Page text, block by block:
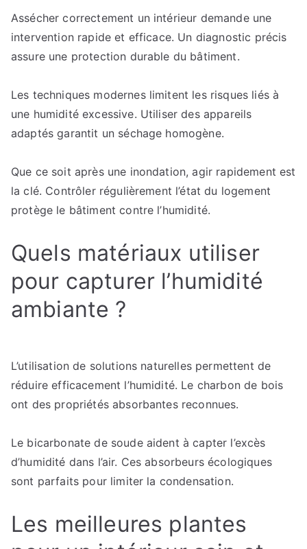
Assécher correctement un intérieur demande une
intervention rapide et efficace. Un diagnostic précis
assure une protection durable du bâtiment.
Les techniques modernes limitent les risques liés à
une humidité excessive. Utiliser des appareils
adaptés garantit un séchage homogène.
Que ce soit après une inondation, agir rapidement est
la clé. Contrôler régulièrement l’état du logement
protège le bâtiment contre l’humidité.
Quels matériaux utiliser
pour capturer l’humidité
ambiante ?
L’utilisation de solutions naturelles permettent de
réduire efficacement l’humidité. Le charbon de bois
ont des propriétés absorbantes reconnues.
Le bicarbonate de soude aident à capter l’excès
d’humidité dans l’air. Ces absorbeurs écologiques
sont parfaits pour limiter la condensation.
Les meilleures plantes